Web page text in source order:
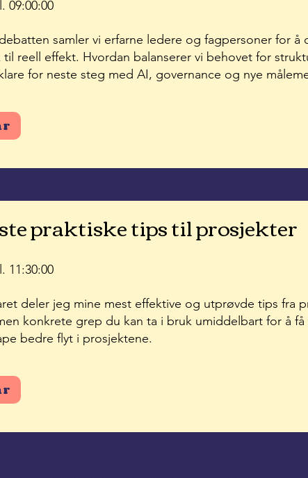
09:00:00
samler vi erfarne ledere og fagpersoner for å
til reell effekt. Hvordan balanserer vi behovet for
for neste steg med AI, governance og nye
praktiske tips til prosjekter
11:30:00
deler jeg mine mest effektive og utprøvde tips fra
konkrete grep du kan ta i bruk umiddelbart for å
bedre flyt i prosjektene.